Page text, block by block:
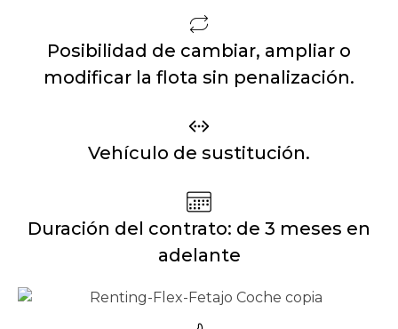
Posibilidad de cambiar, ampliar o
modificar la flota sin penalización.
Vehículo de sustitución.
Duración del contrato: de 3 meses en
adelante